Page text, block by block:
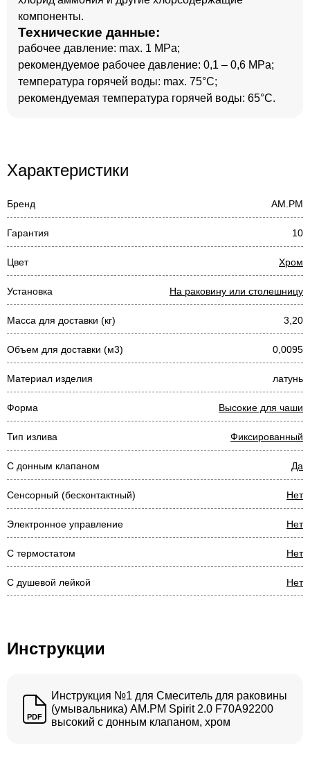
компоненты.
Технические данные:
рабочее давление: max. 1 MPa;
рекомендуемое рабочее давление: 0,1 – 0,6 MPa;
температура горячей воды: max. 75°C;
рекомендуемая температура горячей воды: 65°C.
Характеристики
Бренд AM.PM
Гарантия 10
Цвет Хром
Установка На раковину или столешницу
Масса для доставки (кг) 3,20
Объем для доставки (м3) 0,0095
Материал изделия латунь
Форма Высокие для чаши
Тип излива Фиксированный
С донным клапаном Да
Сенсорный (бесконтактный) Нет
Электронное управление Нет
С термостатом Нет
С душевой лейкой Нет
Инструкции
PDF
Инструкция №1 для Смеситель для раковины
(умывальника) AM.PM Spirit 2.0 F70A92200
высокий с донным клапаном, хром